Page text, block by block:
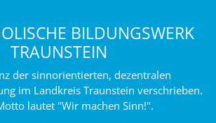
BILDUNGSWERK
TRAUNSTEIN
der sinnorientierten, dezentralen
im Landkreis Traunstein verschrieben.
lautet "Wir machen Sinn!".